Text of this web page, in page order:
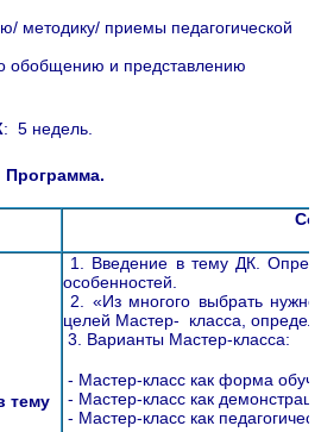
методику/ приемы педагогической
обобщению и представлению
: 5 недель.
Программа.
тему
1. Введение в тему ДК.
особенностей.
2. «Из многого выбрать
целей Мастер- класса,
3. Варианты Мастер-класса:
- Мастер-класс как форма
- Мастер-класс как
- Мастер-класс как